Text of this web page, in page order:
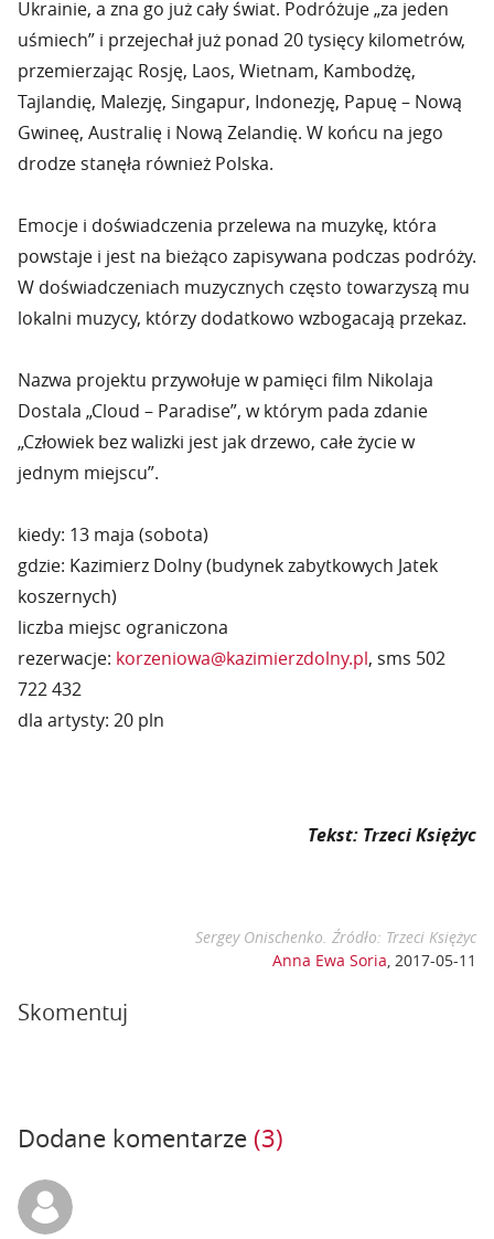
Ukrainie, a zna go już cały świat. Podróżuje „za jeden
uśmiech” i przejechał już ponad 20 tysięcy kilometrów,
przemierzając Rosję, Laos, Wietnam, Kambodżę,
Tajlandię, Malezję, Singapur, Indonezję, Papuę – Nową
Gwineę, Australię i Nową Zelandię. W końcu na jego
drodze stanęła również Polska.
Emocje i doświadczenia przelewa na muzykę, która
powstaje i jest na bieżąco zapisywana podczas podróży.
W doświadczeniach muzycznych często towarzyszą mu
lokalni muzycy, którzy dodatkowo wzbogacają przekaz.
Nazwa projektu przywołuje w pamięci film Nikolaja
Dostala „Cloud – Paradise”, w którym pada zdanie
„Człowiek bez walizki jest jak drzewo, całe życie w
jednym miejscu”.
kiedy: 13 maja (sobota)
gdzie: Kazimierz Dolny (budynek zabytkowych Jatek
koszernych)
liczba miejsc ograniczona
rezerwacje: korzeniowa@kazimierzdolny.pl, sms 502
722 432
dla artysty: 20 pln
Tekst: Trzeci Księżyc
Sergey Onischenko. Źródło: Trzeci Księżyc
Anna Ewa Soria, 2017-05-11
Skomentuj
Dodane komentarze (3)